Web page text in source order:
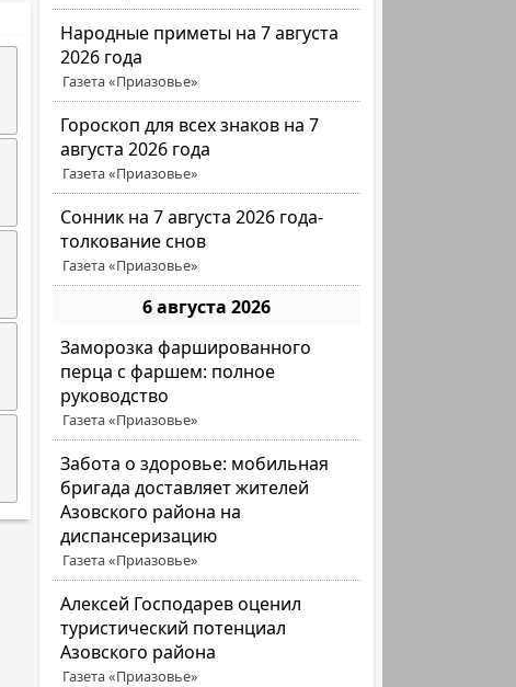
Народные приметы на 7 августа
2026 года
Газета «Приазовье»
Гороскоп для всех знаков на 7
августа 2026 года
Газета «Приазовье»
Сонник на 7 августа 2026 года-
толкование снов
Газета «Приазовье»
6 августа 2026
Заморозка фаршированного
перца с фаршем: полное
руководство
Газета «Приазовье»
Забота о здоровье: мобильная
бригада доставляет жителей
Азовского района на
диспансеризацию
Газета «Приазовье»
Алексей Господарев оценил
туристический потенциал
Азовского района
Газета «Приазовье»